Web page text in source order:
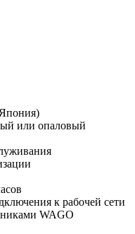
или опаловый
к рабочей сети
WAGO